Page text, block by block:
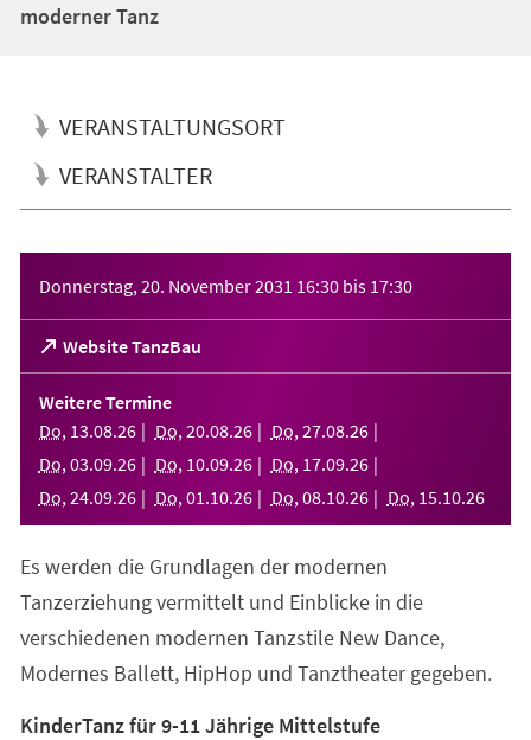
moderner Tanz
VERANSTALTUNGSORT
VERANSTALTER
Donnerstag, 20. November 2031 16:30 bis 17:30
Website TanzBau
(Öffnet
in
einem
neuen
Tab)
Weitere Termine
Do, 13.08.26 Do, 20.08.26 Do, 27.08.26
Do, 03.09.26 Do, 10.09.26 Do, 17.09.26
Do, 24.09.26 Do, 01 .10.26 Do, 08.10.26 Do, 15.10.26
Es werden die Grundlagen der modernen
Tanzerziehung vermittelt und Einblicke in die
verschiedenen modernen Tanzstile New Dance,
Modernes Ballett, HipHop und Tanztheater gegeben.
KinderTanz für 9-11 Jährige Mittelstufe